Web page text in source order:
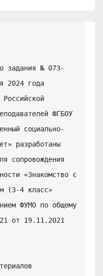
задания № 073-
2024 года
Российской
ФГБОУ
социально-
разработаны
сопровождения
«Знакомство с
(3-4 класс»
ФУМО по общему
от 19.11.2021